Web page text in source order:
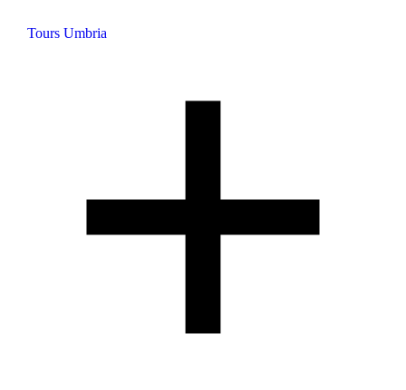
Tours Umbria